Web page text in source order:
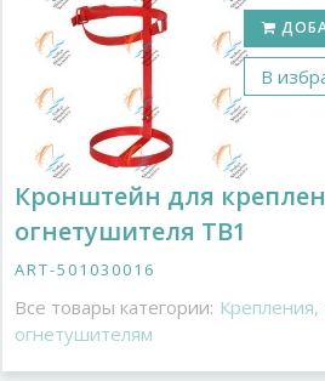
В
Кронштейн для
огнетушителя ТВ1
ART-501030016
Все товары категории: Крепления,
огнетушителям